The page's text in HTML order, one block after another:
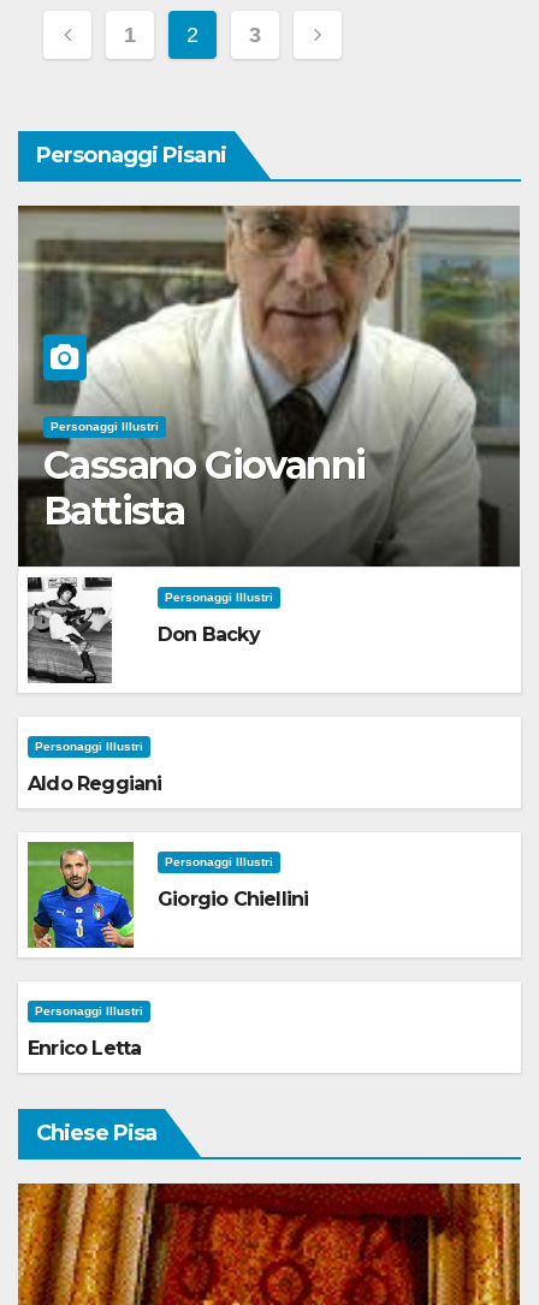
Paginazione
Degli
1 2 3
Personaggi Pisani
Personaggi Illustri
Cassano Giovanni
Battista
Personaggi Illustri
Don Backy
Personaggi Illustri
Aldo Reggiani
Personaggi Illustri
Giorgio Chiellini
Personaggi Illustri
Enrico Letta
Chiese Pisa